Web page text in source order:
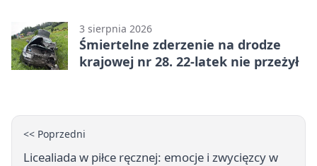
3 sierpnia 2026
Śmiertelne zderzenie na drodze
krajowej nr 28. 22-latek nie przeżył
<< Poprzedni
Licealiada w piłce ręcznej: emocje i zwycięzcy w